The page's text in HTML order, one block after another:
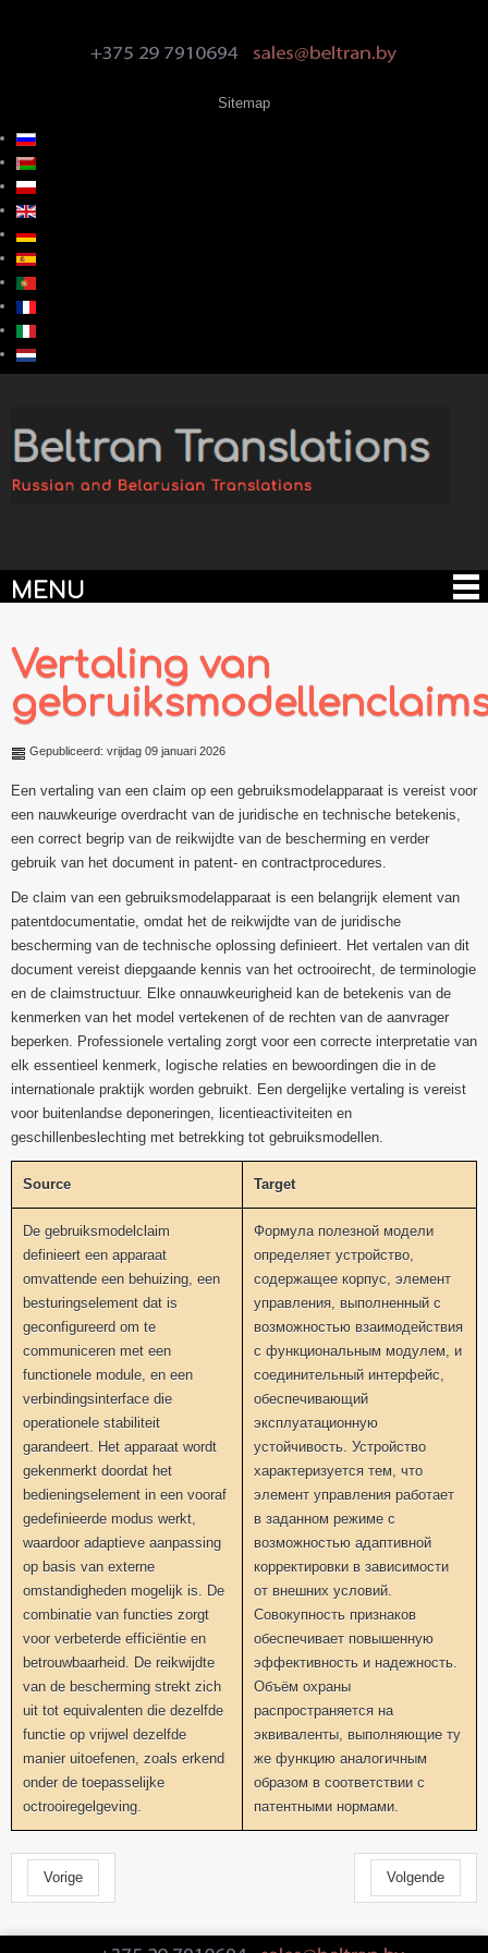
Sitemap
MENU
Vertaling van
Gepubliceerd: vrijdag 09 januari 2026
Een vertaling van een claim op een gebruiksmodelapparaat is vereist voor
een nauwkeurige overdracht van de juridische en technische betekenis,
een correct begrip van de reikwijdte van de bescherming en verder
gebruik van het document in patent- en contractprocedures.
De claim van een gebruiksmodelapparaat is een belangrijk element van
patentdocumentatie, omdat het de reikwijdte van de juridische
bescherming van de technische oplossing definieert. Het vertalen van dit
document vereist diepgaande kennis van het octrooirecht, de terminologie
en de claimstructuur. Elke onnauwkeurigheid kan de betekenis van de
kenmerken van het model vertekenen of de rechten van de aanvrager
beperken. Professionele vertaling zorgt voor een correcte interpretatie van
elk essentieel kenmerk, logische relaties en bewoordingen die in de
internationale praktijk worden gebruikt. Een dergelijke vertaling is vereist
voor buitenlandse deponeringen, licentieactiviteiten en
geschillenbeslechting met betrekking tot gebruiksmodellen.
Source Target
De gebruiksmodelclaim
definieert een apparaat
omvattende een behuizing, een
besturingselement dat is
geconfigureerd om te
communiceren met een
functionele module, en een
verbindingsinterface die
operationele stabiliteit
garandeert. Het apparaat wordt
gekenmerkt doordat het
bedieningselement in een vooraf
gedefinieerde modus werkt,
waardoor adaptieve aanpassing
op basis van externe
omstandigheden mogelijk is. De
combinatie van functies zorgt
voor verbeterde efficiëntie en
betrouwbaarheid. De reikwijdte
van de bescherming strekt zich
uit tot equivalenten die dezelfde
functie op vrijwel dezelfde
manier uitoefenen, zoals erkend
onder de toepasselijke
octrooiregelgeving.
Формула полезной модели
определяет устройство,
содержащее корпус, элемент
управления, выполненный с
возможностью взаимодействия
с функциональным модулем, и
соединительный интерфейс,
обеспечивающий
эксплуатационную
устойчивость. Устройство
характеризуется тем, что
элемент управления работает
в заданном режиме с
возможностью адаптивной
корректировки в зависимости
от внешних условий.
Совокупность признаков
обеспечивает повышенную
эффективность и надежность.
Объём охраны
распространяется на
эквиваленты, выполняющие ту
же функцию аналогичным
образом в соответствии с
патентными нормами.
Vorige Volgende